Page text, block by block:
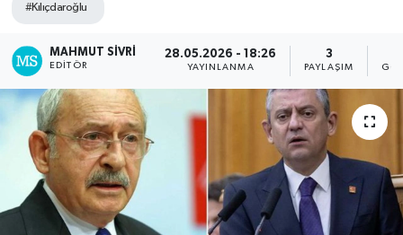
#Kılıçdaroğlu
MAHMUT SIVRI
EDITÖR
28.05.2026 - 18:26
YAYINLANMA
3
PAYLAŞIM